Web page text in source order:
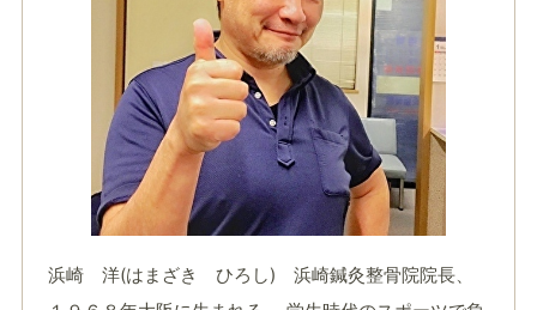
浜崎 洋(はまざき ひろし) 浜崎鍼灸整骨院院長、